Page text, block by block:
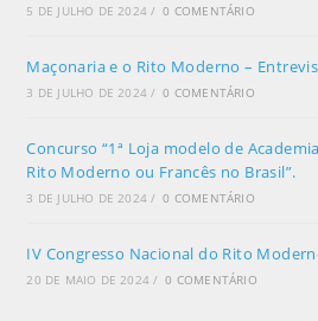
5 DE JULHO DE 2024 / 0 COMENTÁRIO
Maçonaria e o Rito Moderno –
3 DE JULHO DE 2024 / 0 COMENTÁRIO
Concurso “1ª Loja modelo de
Rito Moderno ou Francês no Brasil”.
3 DE JULHO DE 2024 / 0 COMENTÁRIO
IV Congresso Nacional do Rito
20 DE MAIO DE 2024 / 0 COMENTÁRIO